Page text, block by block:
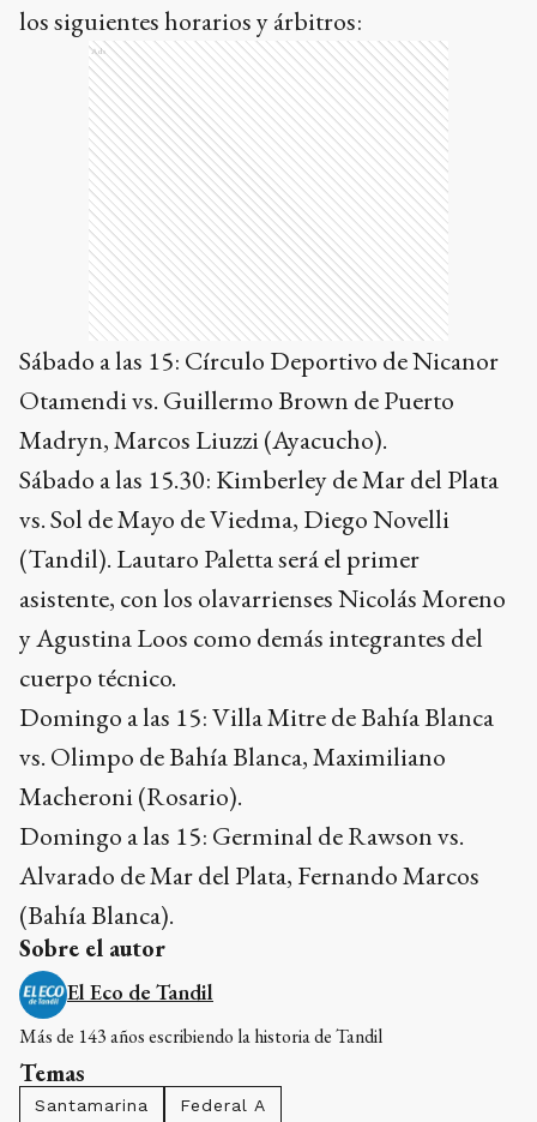
los siguientes horarios y árbitros:
Ads
Sábado a las 15: Círculo Deportivo de Nicanor
Otamendi vs. Guillermo Brown de Puerto
Madryn, Marcos Liuzzi (Ayacucho).
Sábado a las 15.30: Kimberley de Mar del Plata
vs. Sol de Mayo de Viedma, Diego Novelli
(Tandil). Lautaro Paletta será el primer
asistente, con los olavarrienses Nicolás Moreno
y Agustina Loos como demás integrantes del
cuerpo técnico.
Domingo a las 15: Villa Mitre de Bahía Blanca
vs. Olimpo de Bahía Blanca, Maximiliano
Macheroni (Rosario).
Domingo a las 15: Germinal de Rawson vs.
Alvarado de Mar del Plata, Fernando Marcos
(Bahía Blanca).
Sobre el autor
El Eco de Tandil
Más de 143 años escribiendo la historia de Tandil
Temas
Santamarina Federal A